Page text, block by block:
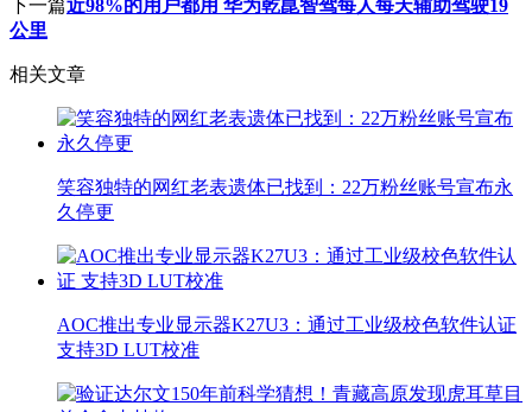
下一篇近98%的用户都用 华为乾崑智驾每人每天辅助驾驶19
公里
相关文章
笑容独特的网红老表遗体已找到：22万粉丝账号宣布永
久停更
AOC推出专业显示器K27U3：通过工业级校色软件认证
支持3D LUT校准